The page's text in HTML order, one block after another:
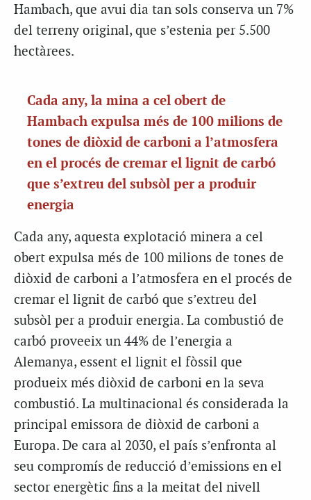
Hambach, que avui dia tan sols conserva un 7%
del terreny original, que s’estenia per 5.500
hectàrees.
Cada any, la mina a cel obert de
Hambach expulsa més de 100 milions de
tones de diòxid de carboni a l’atmosfera
en el procés de cremar el lignit de carbó
que s’extreu del subsòl per a produir
energia
Cada any, aquesta explotació minera a cel
obert expulsa més de 100 milions de tones de
diòxid de carboni a l’atmosfera en el procés de
cremar el lignit de carbó que s’extreu del
subsòl per a produir energia. La combustió de
carbó proveeix un 44% de l’energia a
Alemanya, essent el lignit el fòssil que
produeix més diòxid de carboni en la seva
combustió. La multinacional és considerada la
principal emissora de diòxid de carboni a
Europa. De cara al 2030, el país s’enfronta al
seu compromís de reducció d’emissions en el
sector energètic fins a la meitat del nivell